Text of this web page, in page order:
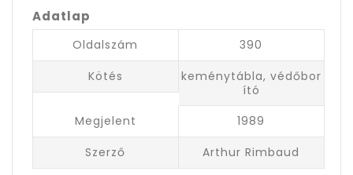
Adatlap
Oldalszám
390
Kötés
keménytábla, védőbor
ító
Megjelent
1989
Szerző
Arthur Rimbaud